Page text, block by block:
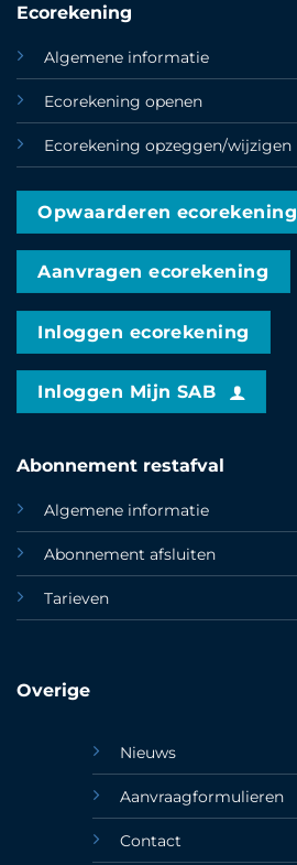
Ecorekening
Algemene informatie
Ecorekening openen
Ecorekening opzeggen/wijzigen
Opwaarderen ecorekening
Aanvragen ecorekening
Inloggen ecorekening
Inloggen Mijn SAB
Abonnement restafval
Algemene informatie
Abonnement afsluiten
Tarieven
Overige
Nieuws
Aanvraagformulieren
Contact